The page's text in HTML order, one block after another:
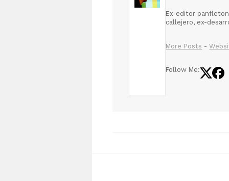
Ex-editor
callejero, ex-
More Posts -
Follow Me: